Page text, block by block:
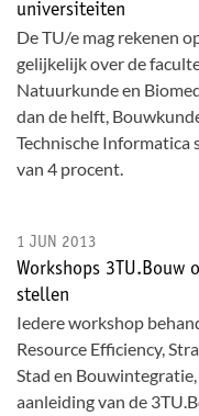
universiteiten
De TU/e mag rekenen
gelijkelijk over de
Natuurkunde en
dan de helft,
Technische Informatica
van 4 procent.
1 JUN 2013
Workshops 3TU.Bouw
stellen
Iedere workshop
Resource Efficiency,
Stad en
aanleiding van de